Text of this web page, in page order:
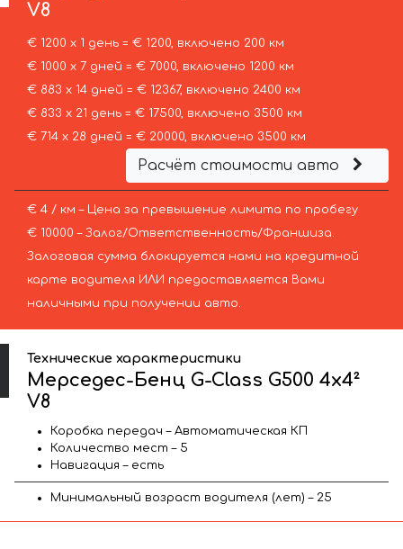
V8
€ 1200 х 1 день = € 1200, включено 200 км
€ 1000 х 7 дней = € 7000, включено 1200 км
€ 883 х 14 дней = € 12367, включено 2400 км
€ 833 х 21 день = € 17500, включено 3500 км
€ 714 х 28 дней = € 20000, включено 3500 км
Расчёт стоимости авто
€ 4 / км – Цена за превышение лимита по пробегу
€ 10000 – Залог/Ответственность/Франшиза.
Залоговая сумма блокируется нами на кредитной
карте водителя ИЛИ предоставляется Вами
наличными при получении авто.
Технические характеристики
Мерседес-Бенц G-Class G500 4x4²
V8
Коробка передач – Автоматическая КП
Количество мест – 5
Навигация – есть
Минимальный возраст водителя (лет) – 25